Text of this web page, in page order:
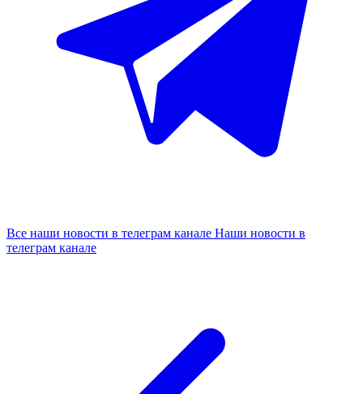
Все наши новости в телеграм канале Наши новости в
телеграм канале